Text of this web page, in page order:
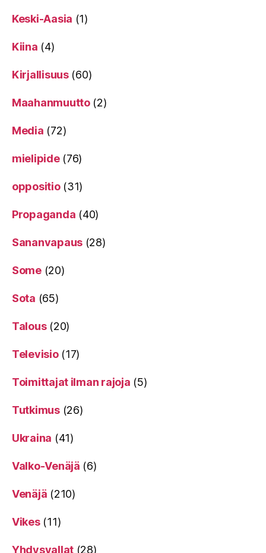
Keski-Aasia (1)
Kiina (4)
Kirjallisuus(60)
Maahanmuutto(2)
Media (72)
mielipide(76)
oppositio(31)
Propaganda (40)
Sananvapaus (28)
Some(20)
Sota (65)
Talous(20)
Televisio(17)
Toimittajat ilman rajoja (5)
Tutkimus(26)
Ukraina (41)
Valko-Venäjä (6)
Venäjä (210)
Vikes(11)
Yhdysvallat (28)